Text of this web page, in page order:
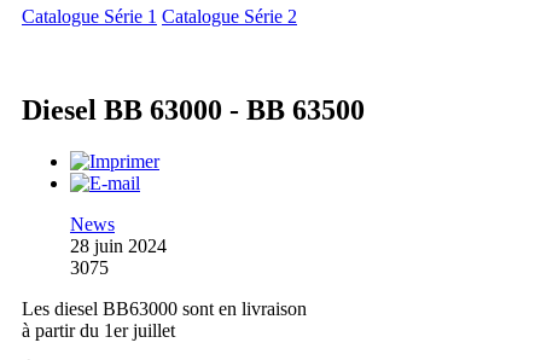
Catalogue Série 1 Catalogue Série 2
Diesel BB 63000 - BB 63500
News
28 juin 2024
3075
Les diesel BB63000 sont en livraison
à partir du 1er juillet